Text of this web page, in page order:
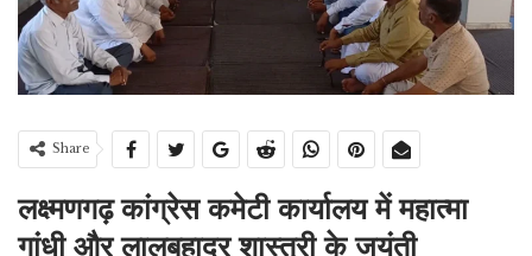
Share
लक्ष्मणगढ़ कांग्रेस कमेटी कार्यालय में महात्मा
गांधी और लालबहादुर शास्त्री के जयंती